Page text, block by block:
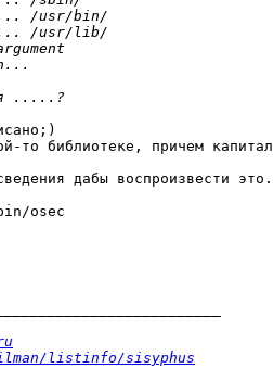
то библиотеке, причем
дабы воспроизвести это.
osec
listinfo/sisyphus